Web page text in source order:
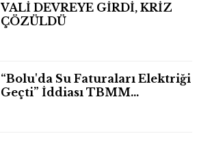
VALİ DEVREYE GİRDİ, KRİZ
ÇÖZÜLDÜ
“Bolu'da Su Faturaları Elektriği
Geçti” İddiası TBMM